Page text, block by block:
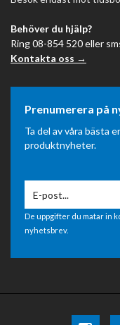
Behöver du hjälp?
Ring 08-854 520 eller
Kontakta oss →
Prenumerera på
Ta del av våra bästa
produktnyheter.
De uppgifter du matar in
nyhetsbrev.